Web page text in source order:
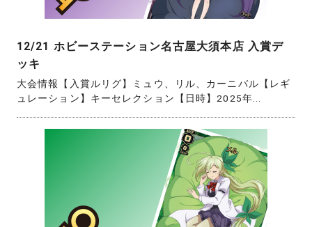
12/21 ホビーステーション名古屋大須本店 入賞デ
ッキ
大会情報【入賞ルリグ】ミュウ、リル、カーニバル【レギ
ュレーション】キーセレクション【日時】2025年...